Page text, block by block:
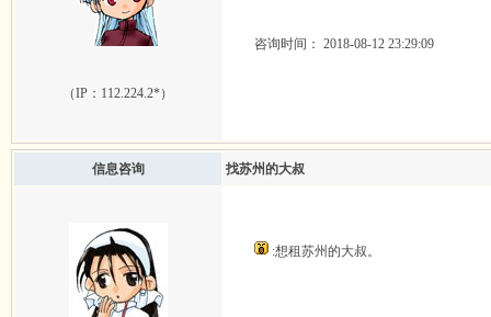
（IP： 112.224.2*）
咨询时间： 2018-08-12 23:29:09
信息咨询 找苏州的大叔
:想租苏州的大叔。